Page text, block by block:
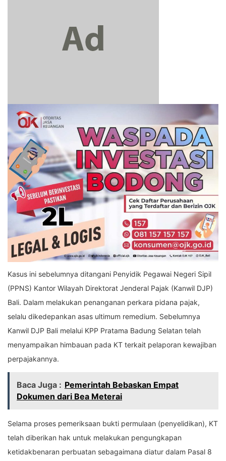
Kasus ini sebelumnya ditangani Penyidik Pegawai Negeri Sipil
(PPNS) Kantor Wilayah Direktorat Jenderal Pajak (Kanwil DJP)
Bali. Dalam melakukan penanganan perkara pidana pajak,
selalu dikedepankan asas ultimum remedium. Sebelumnya
Kanwil DJP Bali melalui KPP Pratama Badung Selatan telah
menyampaikan himbauan pada KT terkait pelaporan kewajiban
perpajakannya.
Baca Juga : Pemerintah Bebaskan Empat
Dokumen dari Bea Meterai
Selama proses pemeriksaan bukti permulaan (penyelidikan), KT
telah diberikan hak untuk melakukan pengungkapan
ketidakbenaran perbuatan sebagaimana diatur dalam Pasal 8